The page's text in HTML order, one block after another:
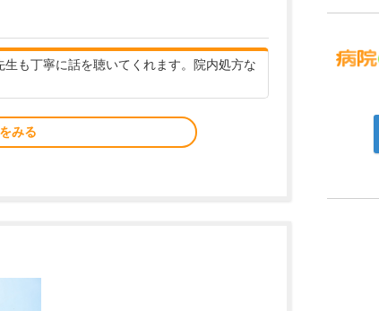
も丁寧に話を聴いてくれます。院内処方な
みる